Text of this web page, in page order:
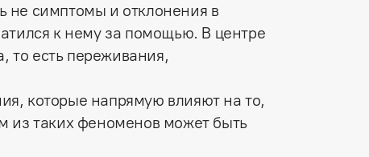
не симптомы и отклонения в
к нему за помощью. В центре
то есть переживания,
которые напрямую влияют на то,
из таких феноменов может быть